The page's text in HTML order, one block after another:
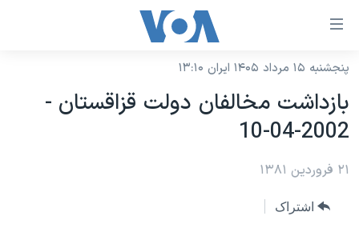
لینکهای
دسترسی
جهش
محتوای
اصلی
جهش
نسخه سبک وب‌سایت
موضوع ها
ایران
آمریکا
برنامه های تلویزیونی
جدول برنامه ها
پنجشنبه ۱۵ مرداد ۱۴۰۵ ایران ۱۳:۱۰
بازداشت مخالفان دولت قزاقستان -
2002-04-10
۲۱ فروردین ۱۳۸۱
اشتراک